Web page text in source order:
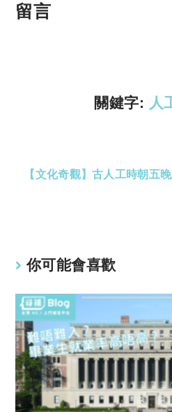
留言
關鍵字: 人
more【文化奇觀】古人工時朝五
你可能會喜歡